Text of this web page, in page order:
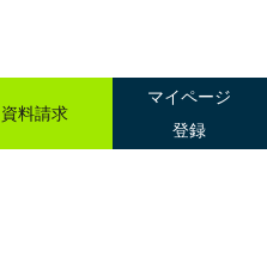
資料請求
マイページ
登録